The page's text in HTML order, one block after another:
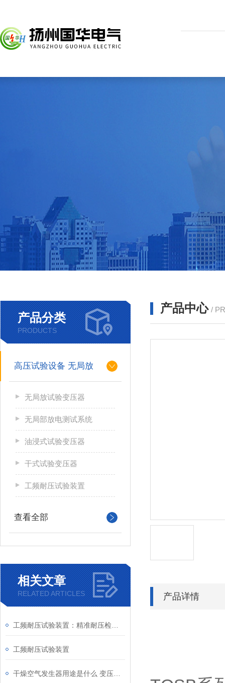
产品分类
PRODUCTS
高压试验设备 无局放
无局放试验变压器
无局部放电测试系统
油浸式试验变压器
干式试验变压器
工频耐压试验装置
查看全部
相关文章
RELATED ARTICLES
工频耐压试验装置
产品中心 /
产品详情